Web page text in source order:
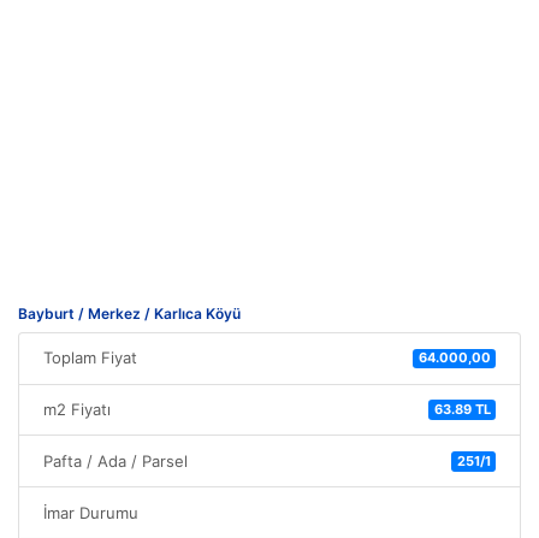
Bayburt / Merkez / Karlıca Köyü
Toplam Fiyat 64.000,00
m2 Fiyatı 63.89 TL
Pafta / Ada / Parsel 251/1
İmar Durumu